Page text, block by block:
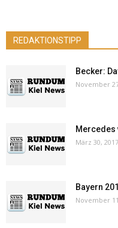
REDAKTIONSTIPP
Becker:
November
Mercedes
März 30, 2017
Bayern
November